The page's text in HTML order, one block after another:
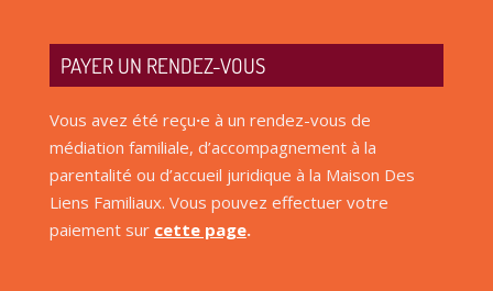
PAYER UN RENDEZ-VOUS
Vous avez été reçu·e à un rendez-vous de
médiation familiale, d’accompagnement à la
parentalité ou d’accueil juridique à la Maison Des
Liens Familiaux. Vous pouvez effectuer votre
paiement sur cette page.